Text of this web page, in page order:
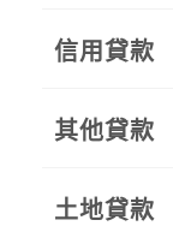
信用貸款
其他貸款
土地貸款